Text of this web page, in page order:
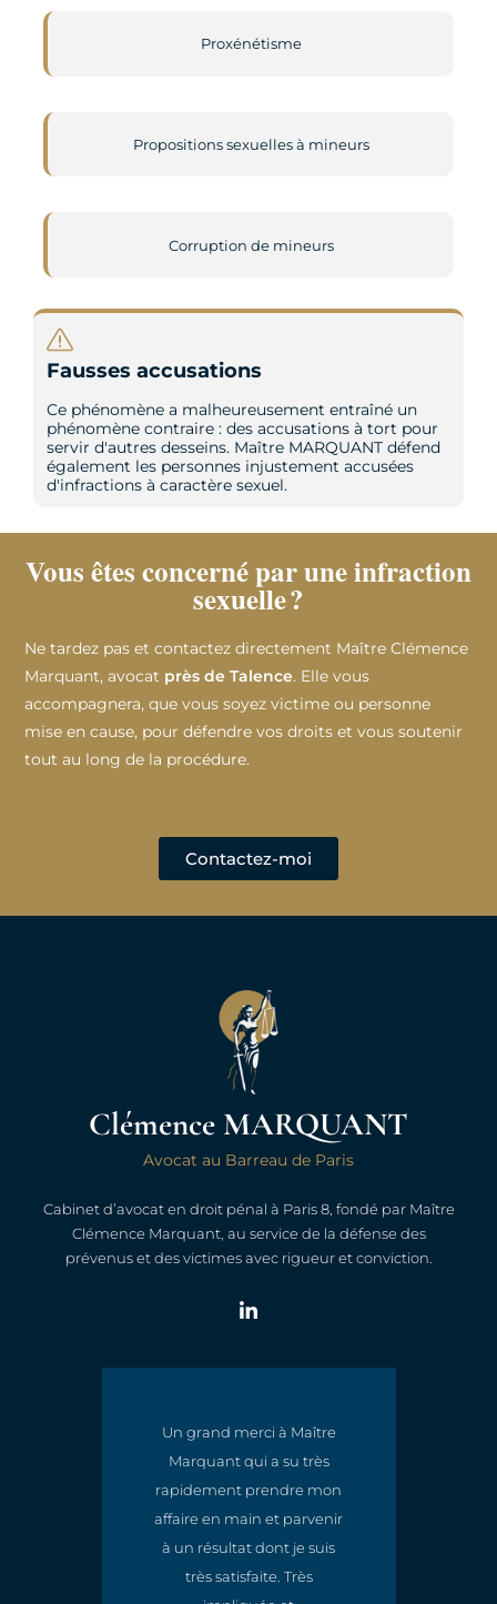
Proxénétisme
Propositions sexuelles à mineurs
Corruption de mineurs
Fausses accusations
Ce phénomène a malheureusement entraîné un
phénomène contraire : des accusations à tort pour
servir d'autres desseins. Maître MARQUANT défend
également les personnes injustement accusées
d'infractions à caractère sexuel.
Vous êtes concerné par une infraction
sexuelle ?
Ne tardez pas et contactez directement Maître Clémence
Marquant, avocat près de Talence. Elle vous
accompagnera, que vous soyez victime ou personne
mise en cause, pour défendre vos droits et vous soutenir
tout au long de la procédure.
Contactez-moi
Clémence MARQUANT
Avocat au Barreau de Paris
Cabinet d’avocat en droit pénal à Paris 8, fondé par Maître
Clémence Marquant, au service de la défense des
prévenus et des victimes avec rigueur et conviction.
Un grand merci à Maître
Marquant qui a su très
rapidement prendre mon
affaire en main et parvenir
à un résultat dont je suis
très satisfaite. Très